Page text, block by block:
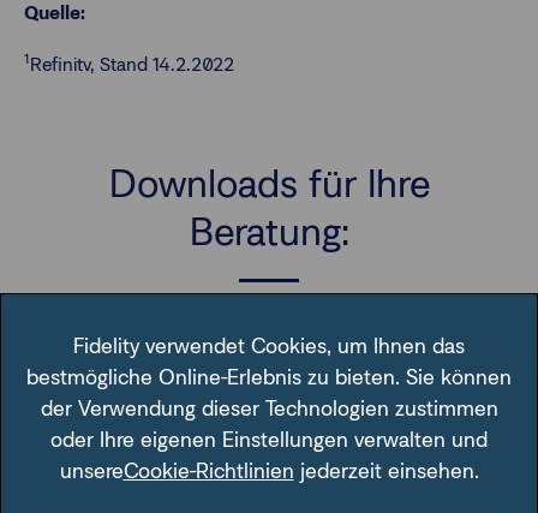
Quelle:
1Refinitv, Stand 14.2.2022
Downloads für Ihre
Beratung:
Grafik: Stilfaktoren im Januar 2022: deutliche
Spreizung
Diese Grafik wird Ihnen unentgeltlich zur Verfügung gestellt.
Bei einer Weiterverwendung obliegt es allerdings Ihnen
Fidelity verwendet Cookies, um Ihnen das
bestmögliche Online-Erlebnis zu bieten. Sie können
der Verwendung dieser Technologien zustimmen
oder Ihre eigenen Einstellungen verwalten und
unsereCookie-Richtlinien jederzeit einsehen.